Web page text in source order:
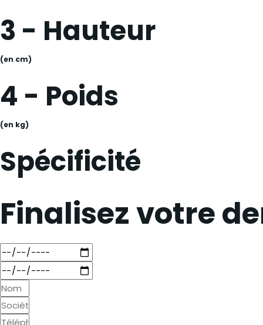
3 - Hauteur
(en cm)
4 - Poids
(en kg)
Spécificité
Finalisez votre